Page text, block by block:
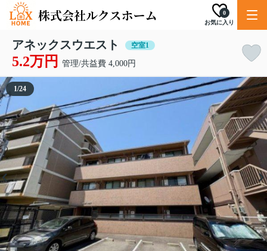
お気に入り
0
アネックスウエスト 空室1
5.2万円 管理/共益費 4,000円
1/24